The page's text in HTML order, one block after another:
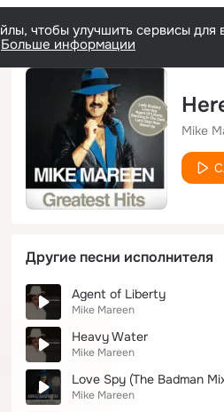
чтобы улучшить сервисы для
Больше информации
Mike
Другие песни исполнителя
Agent of Liberty
Mike Mareen
Heavy Water
Mike Mareen
Love Spy (The Badman
Mike Mareen